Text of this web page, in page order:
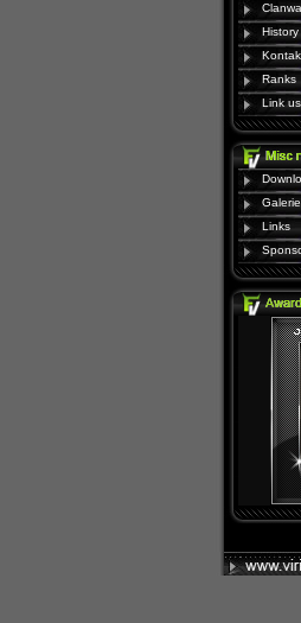
History
Ranks
Link us
Galerie
Links